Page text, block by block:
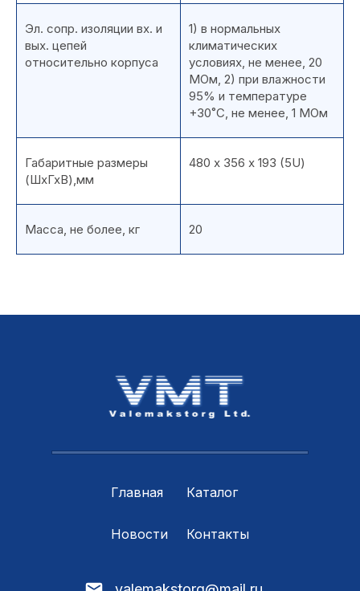
Эл. сопр. изоляции вх. и
вых. цепей
относительно корпуса
1) в нормальных
климатических
условиях, не менее, 20
МОм, 2) при влажности
95% и температуре
+30˚С, не менее, 1 МОм
Габаритные размеры
(ШхГхВ),мм
480 х 356 х 193 (5U)
Масса, не более, кг 20
Главная Каталог
Новости Контакты